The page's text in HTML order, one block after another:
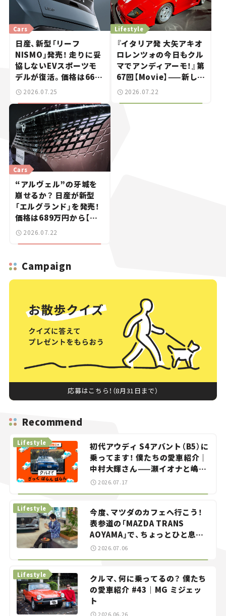
Cars
日産、新型「リーフ
NISMO」発売！ 走りに妥
協しないEVスポーツモ
デルが復活。価格は660
万円から【新車ニュース】
2026.07.25
Lifestyle
『イタリア発 大矢アキオ
ロレンツォの今日もクル
マでアンディアーモ！』第
67回【Movie】——新しい
スーパーカーショーで起
2026.07.22
Cars
“アルヴェル”の牙城を
崩せるか？ 日産が新型
「エルグランド」を発売！
価格は689万円から【新
車ニュース】
2026.07.22
Campaign
応募はこちら！（8月31日まで）
Recommend
初代アウディ S4アバント（B5）に
乗ってます！ 僕たちの愛車紹介｜
中村大輝さん——瀬イオナと嶋田
智之の「クルマでざっくばらんば
Lifestyle
2026.07.17
今度、マツダのカフェへ行こう！
表参道の「MAZDA TRANS
AOYAMA」で、ちょっとひと息。
——連載｜CCGとクルマでどうす
る？＜第13回＞
Lifestyle
2026.07.06
クルマ、何に乗ってるの？ 僕たち
の愛車紹介 #43｜MG ミジェッ
ト
Lifestyle
2026.06.26